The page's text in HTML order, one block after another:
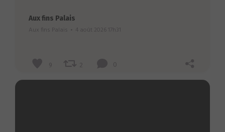
Aux fins Palais
Aux fins Palais 4 août 2026 17h31
9 2 0